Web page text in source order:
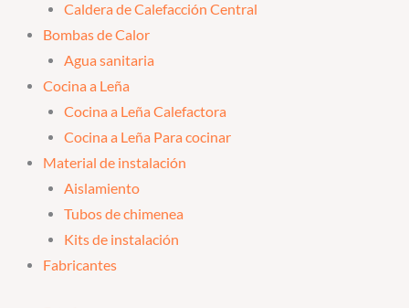
Caldera de Calefacción Central
Bombas de Calor
Agua sanitaria
Cocina a Leña
Cocina a Leña Calefactora
Cocina a Leña Para cocinar
Material de instalación
Aislamiento
Tubos de chimenea
Kits de instalación
Fabricantes